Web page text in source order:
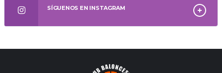
SÍGUENOS EN INSTAGRAM